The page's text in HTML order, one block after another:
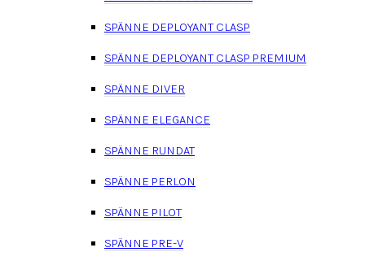
SPÄNNE DEPLOYANT CLASP
SPÄNNE DEPLOYANT CLASP PREMIUM
SPÄNNE DIVER
SPÄNNE ELEGANCE
SPÄNNE RUNDAT
SPÄNNE PERLON
SPÄNNE PILOT
SPÄNNE PRE-V